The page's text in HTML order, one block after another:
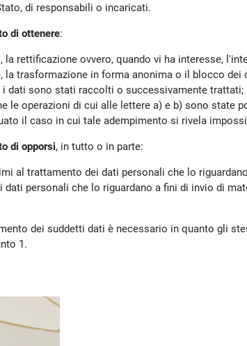
di responsabili o incaricati.
di ottenere:
la rettificazione ovvero, quando vi ha interesse,
la trasformazione in forma anonima o il blocco
dati sono stati raccolti o successivamente trattati;
le operazioni di cui alle lettere a) e b) sono state
il caso in cui tale adempimento si rivela
di opporsi, in tutto o in parte:
al trattamento dei dati personali che lo
dati personali che lo riguardano a fini di invio di
dei suddetti dati è necessario in quanto gli
1.